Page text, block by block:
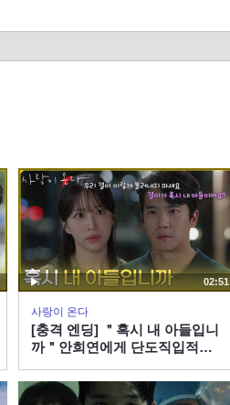
02:51
사랑이 온다
[충격 엔딩] ＂혹시 내 아들입니
까＂안희연에게 단도직입적으
KBS 260808 방송